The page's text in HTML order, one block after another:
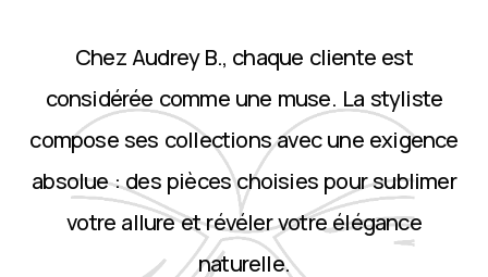
Chez Audrey B., chaque cliente est
considérée comme une muse. La styliste
compose ses collections avec une exigence
absolue : des pièces choisies pour sublimer
votre allure et révéler votre élégance
naturelle.